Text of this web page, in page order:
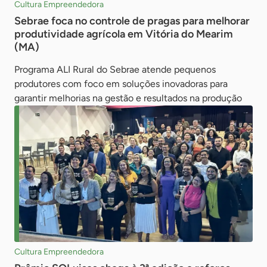
Cultura Empreendedora
Sebrae foca no controle de pragas para melhorar
produtividade agrícola em Vitória do Mearim
(MA)
Programa ALI Rural do Sebrae atende pequenos
produtores com foco em soluções inovadoras para
garantir melhorias na gestão e resultados na produção
Cultura Empreendedora